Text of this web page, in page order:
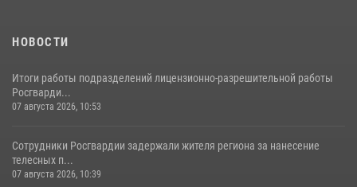
НОВОСТИ
Итоги работы подразделений лицензионно-разрешительной работы
Росгварди...
07 августа 2026, 10:53
Сотрудники Росгвардии задержали жителя региона за нанесение
телесных п...
07 августа 2026, 10:39